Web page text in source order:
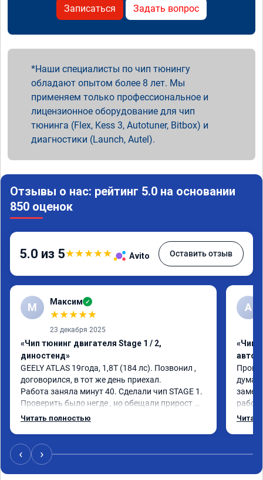
Записаться Задать вопрос
Наши специалисты по чип тюнингу
обладают опытом более 8 лет. Мы
применяем только профессиональное и
лицензионное оборудование для чип
тюнинга (Flex, Kess 3, Autotuner, Bitbox) и
диагностики (Launch, Autel).
Отзывы о нас: рейтинг 5.0 на основании
850 оценок
5.0 из 5★★★★★ Avito Оставить отзыв
М Максим ✓
★★★★★
23 декабря 2025
«Чип тюнинг двигателя Stage 1 / 2,
диностенд»
GEELY ATLAS 19года, 1,8T (184 лс). Позвонил ,
договорился, в тот же день приехал.
Работа заняла минут 40. Сделали чип STAGE 1.
Проверить было негде , но обещали прирост
50нм, и 31лс. Дали гарантию, выдали
давишь как раньше а едет уже бодрее. Разгон,
обгон ощутимо увереннее. И при этих плюсах
расход 95го немного упал. Поставил в спорт
Читать полностью
А
«Чип
думал
‹ ›